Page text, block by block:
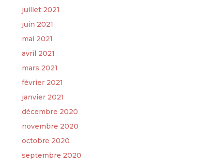
juillet 2021
juin 2021
mai 2021
avril 2021
mars 2021
février 2021
janvier 2021
décembre 2020
novembre 2020
octobre 2020
septembre 2020